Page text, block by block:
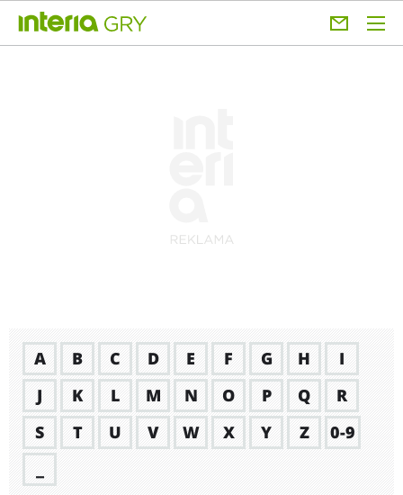
A B C D E F G H
I
J
K L M N O P Q
R
S
T U V W X Y Z
0-9